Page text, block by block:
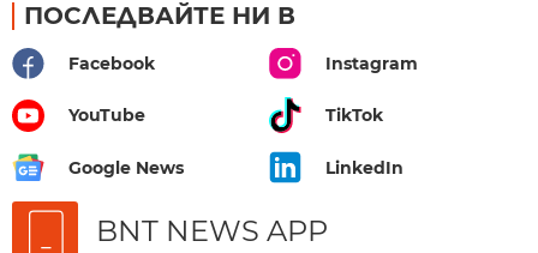
ПОСЛЕДВАЙТЕ НИ В
Facebook Instagram
YouTube TikTok
Google News LinkedIn
BNT NEWS APP